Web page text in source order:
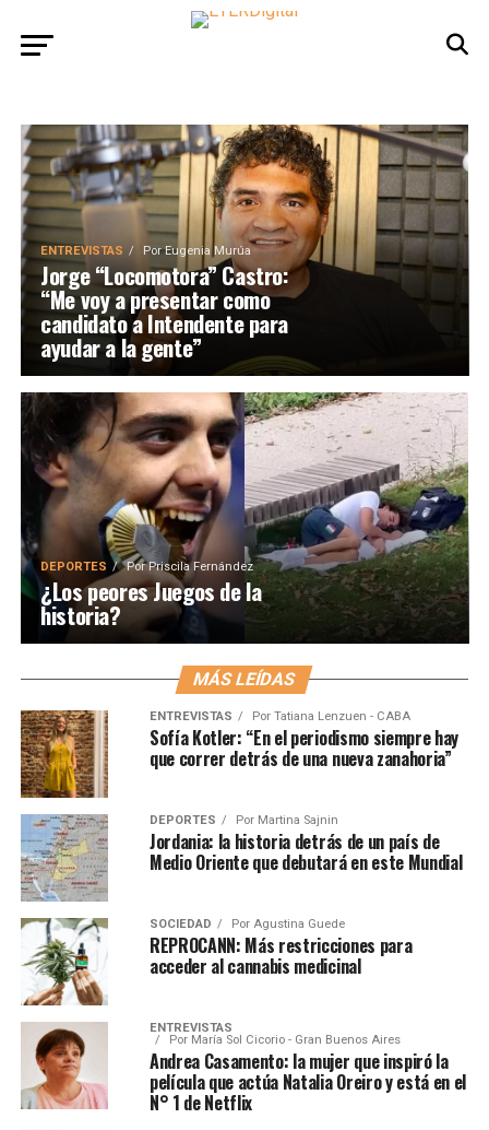
ENTREVISTAS Por Eugenia Murúa
Jorge “Locomotora” Castro:
“Me voy a presentar como
candidato a Intendente para
ayudar a la gente”
DEPORTES Por Priscila Fernández
¿Los peores Juegos de la
historia?
MÁS LEÍDAS
ENTREVISTAS Por Tatiana Lenzuen - CABA
Sofía Kotler: “En el periodismo siempre hay
que correr detrás de una nueva zanahoria”
DEPORTES Por Martina Sajnin
Jordania: la historia detrás de un país de
Medio Oriente que debutará en este Mundial
SOCIEDAD Por Agustina Guede
REPROCANN: Más restricciones para
acceder al cannabis medicinal
ENTREVISTAS
Por María Sol Cicorio - Gran Buenos Aires
Andrea Casamento: la mujer que inspiró la
película que actúa Natalia Oreiro y está en el
N° 1 de Netflix